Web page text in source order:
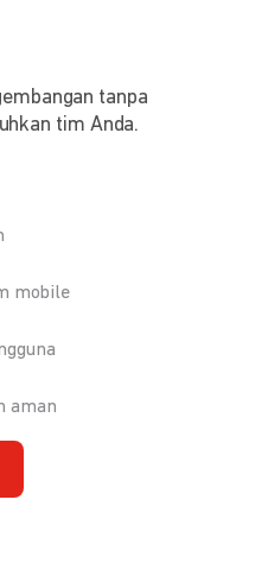
tanpa
tim Anda.
mobile
aman